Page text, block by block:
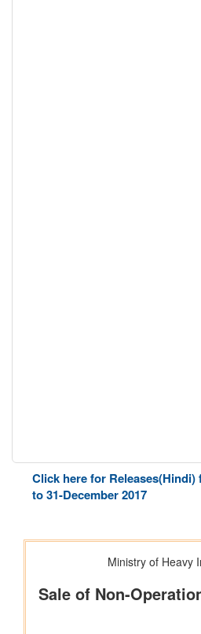
Click here for Releases(Hindi)
to 31-December 2017